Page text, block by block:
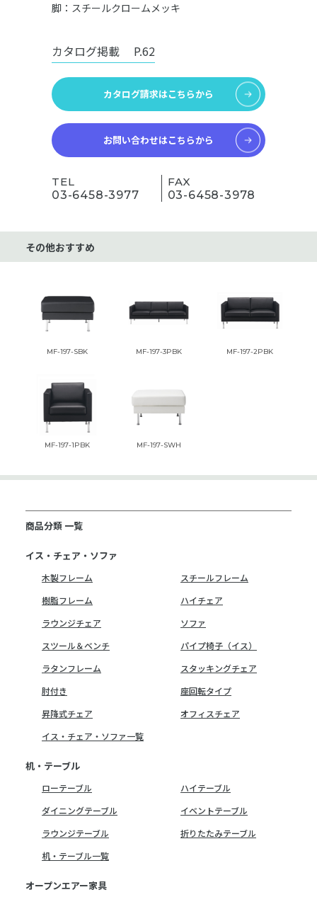
脚：スチールクロームメッキ
カタログ掲載 P.62
カタログ請求はこちらから
お問い合わせはこちらから
TEL
03-6458-3977
FAX
03-6458-3978
その他おすすめ
MF-197-SBK MF-197-3PBK MF-197-2PBK
MF-197-1PBK MF-197-SWH
商品分類 一覧
イス・チェア・ソファ
木製フレーム
スチールフレーム
樹脂フレーム
ハイチェア
ラウンジチェア
ソファ
スツール＆ベンチ
パイプ椅子（イス）
ラタンフレーム
スタッキングチェア
肘付き
座回転タイプ
昇降式チェア
オフィスチェア
イス・チェア・ソファ一覧
机・テーブル
ローテーブル
ハイテーブル
ダイニングテーブル
イベントテーブル
ラウンジテーブル
折りたたみテーブル
机・テーブル一覧
オープンエアー家具